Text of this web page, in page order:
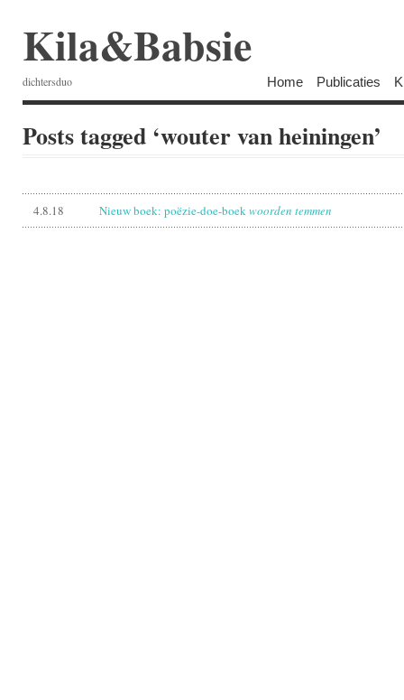
Kila&Babsie
dichtersduo Home Publicaties
Posts tagged ‘wouter van heiningen’
4.8.18 Nieuw boek: poëzie-doe-boekwoorden temmen